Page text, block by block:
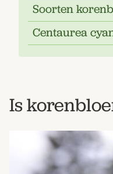
Soorten
Centaurea
Is